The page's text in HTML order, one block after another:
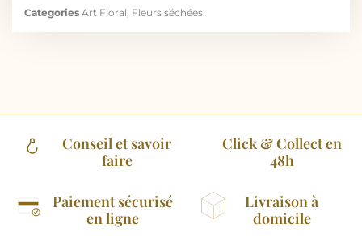
Categories Art Floral, Fleurs séchées
Conseil et savoir
faire
Click & Collect en
48h
Paiement sécurisé
en ligne
Livraison à
domicile